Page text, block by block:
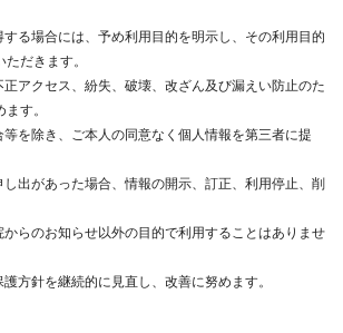
る場合には、予め利用目的を明示し、その利用目的
だきます。
アクセス、紛失、破壊、改ざん及び漏えい防止のた
す。
を除き、ご本人の同意なく個人情報を第三者に提
出があった場合、情報の開示、訂正、利用停止、削
らのお知らせ以外の目的で利用することはありませ
方針を継続的に見直し、改善に努めます。